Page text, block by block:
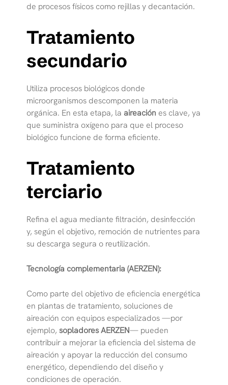
de procesos físicos como rejillas y decantación.
Tratamiento
secundario
Utiliza procesos biológicos donde
microorganismos descomponen la materia
orgánica. En esta etapa, la aireación es clave, ya
que suministra oxígeno para que el proceso
biológico funcione de forma eficiente.
Tratamiento
terciario
Refina el agua mediante filtración, desinfección
y, según el objetivo, remoción de nutrientes para
su descarga segura o reutilización.
Tecnología complementaria (AERZEN):
Como parte del objetivo de eficiencia energética
en plantas de tratamiento, soluciones de
aireación con equipos especializados —por
ejemplo, sopladores AERZEN— pueden
contribuir a mejorar la eficiencia del sistema de
aireación y apoyar la reducción del consumo
energético, dependiendo del diseño y
condiciones de operación.